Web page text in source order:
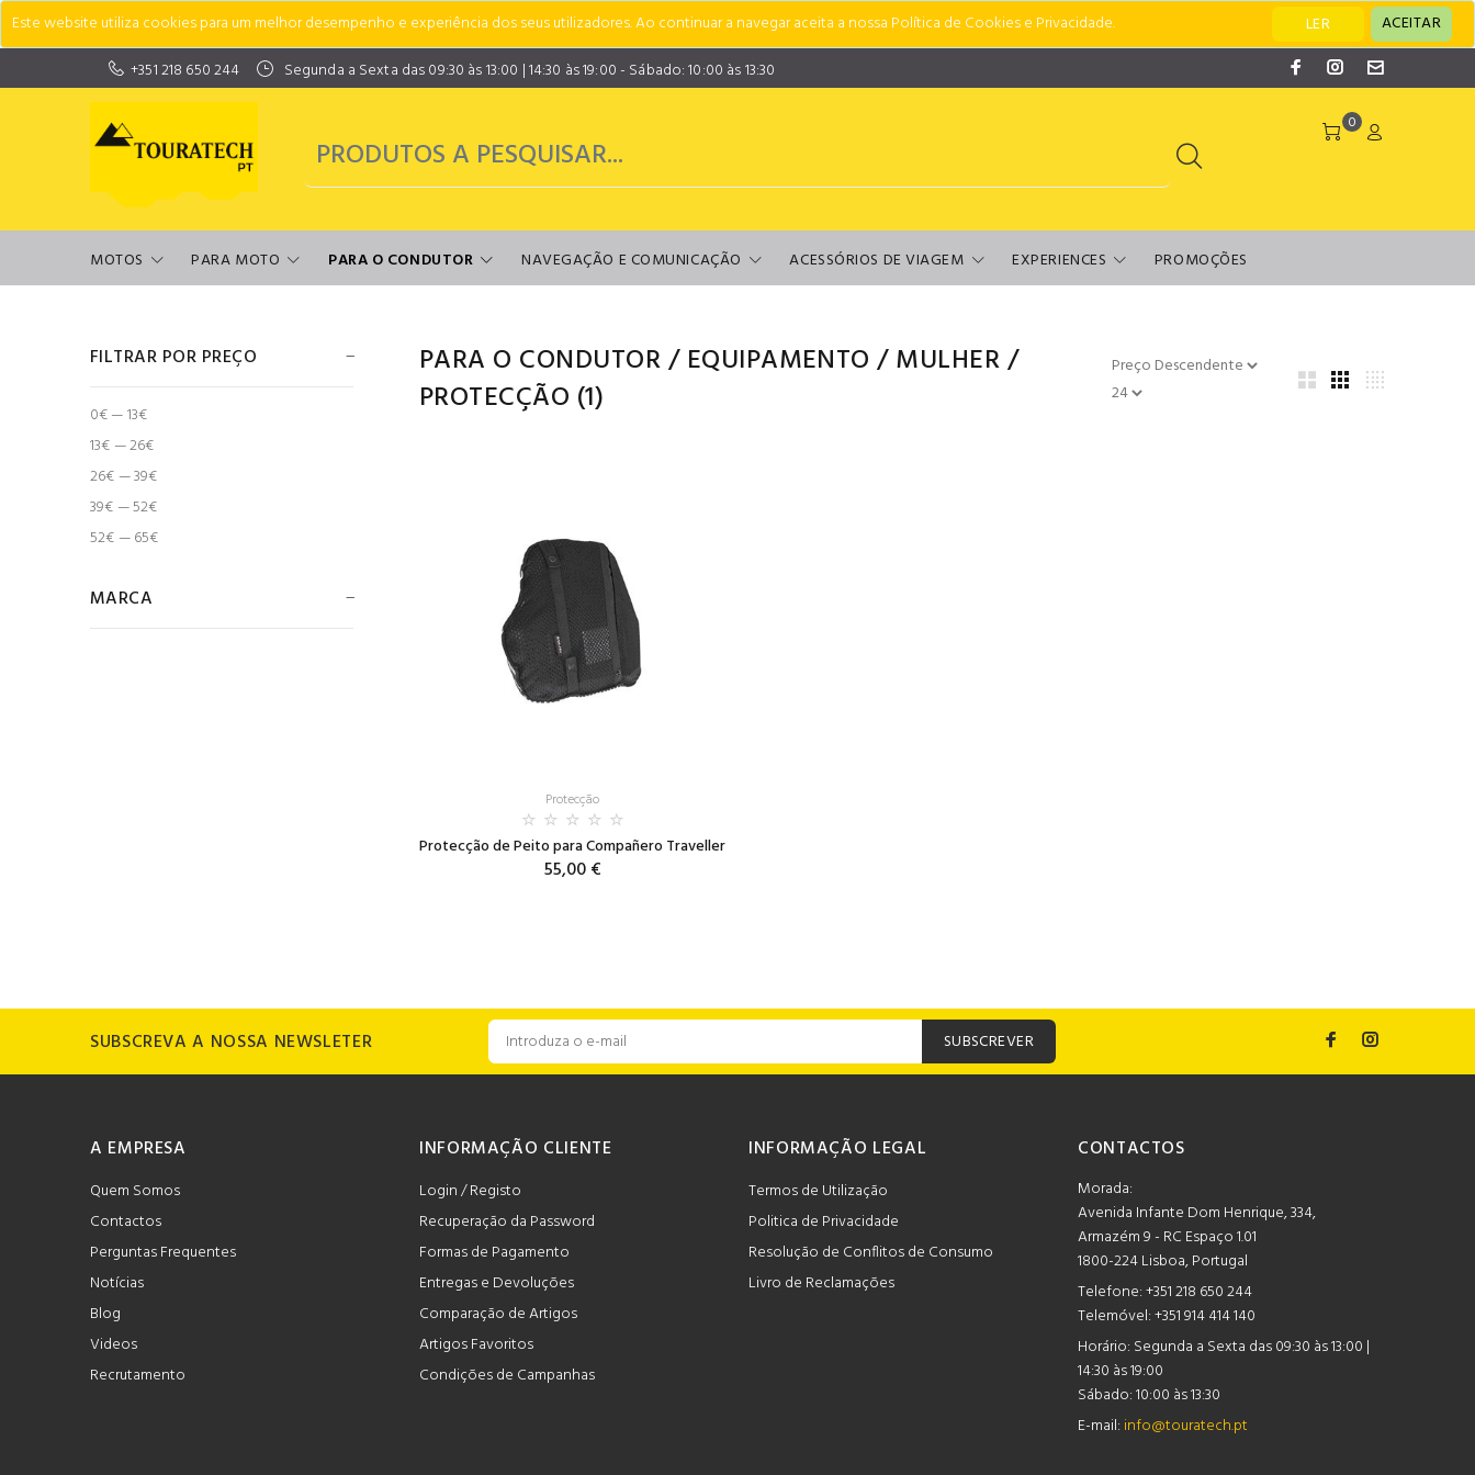
Este website utiliza cookies para um melhor desempenho e experiência dos seus utilizadores. Ao continuar a navegar aceita a nossa Política de Cookies e Privacidade. LER
ACEITAR
+351 218 650 244
Segunda a Sexta das 09:30 às 13:00 | 14:30 às 19:00 - Sábado: 10:00 às 13:30
0
MOTOS PARA MOTO PARA O CONDUTOR NAVEGAÇÃO E COMUNICAÇÃO ACESSÓRIOS DE VIAGEM EXPERIENCES PROMOÇÕES
FILTRAR POR PREÇO
0€ — 13€
13€ — 26€
26€ — 39€
39€ — 52€
52€ — 65€
MARCA
PARA O CONDUTOR/ EQUIPAMENTO /MULHER/
PROTECÇÃO (1)
Protecção
Protecção de Peito para Compañero Traveller
55,00 €
SUBSCREVA A NOSSA NEWSLETER SUBSCREVER
A EMPRESA
Quem Somos
Contactos
Perguntas Frequentes
Notícias
Blog
Videos
Recrutamento
INFORMAÇÃO CLIENTE
Login / Registo
Recuperação da Password
Formas de Pagamento
Entregas e Devoluções
Comparação de Artigos
Artigos Favoritos
Condições de Campanhas
INFORMAÇÃO LEGAL
Termos de Utilização
Politica de Privacidade
Resolução de Conflitos de Consumo
Livro de Reclamações
CONTACTOS
Morada:
Avenida Infante Dom Henrique, 334,
Armazém 9 - RC Espaço 1.01
1800-224 Lisboa, Portugal
Telefone:+351 218 650 244
Telemóvel: +351 914 414 140
Horário: Segunda a Sexta das 09:30 às 13:00 |
14:30 às 19:00
Sábado: 10:00 às 13:30
E-mail: info@touratech.pt